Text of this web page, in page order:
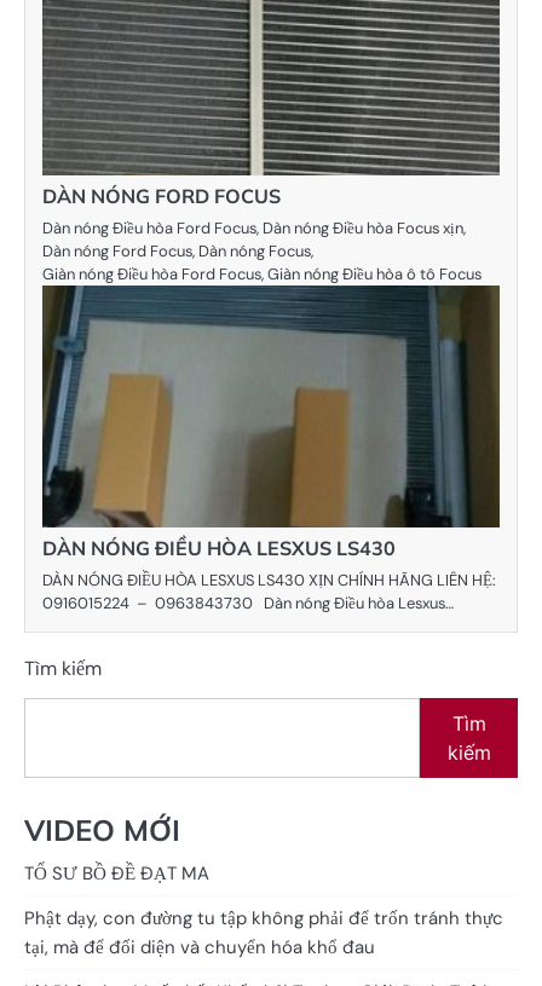
DÀN NÓNG FORD FOCUS
Dàn nóng Điều hòa Ford Focus, Dàn nóng Điều hòa Focus xịn,
Dàn nóng Ford Focus, Dàn nóng Focus,
Giàn nóng Điều hòa Ford Focus, Giàn nóng Điều hòa ô tô Focus
DÀN NÓNG ĐIỀU HÒA LESXUS LS430
DÀN NÓNG ĐIỀU HÒA LESXUS LS430 XỊN CHÍNH HÃNG LIÊN HỆ:
0916015224 – 0963843730 Dàn nóng Điều hòa Lesxus…
Tìm kiếm
Tìm
kiếm
VIDEO MỚI
TỔ SƯ BỒ ĐỀ ĐẠT MA
Phật dạy, con đường tu tập không phải để trốn tránh thực
tại, mà để đối diện và chuyển hóa khổ đau